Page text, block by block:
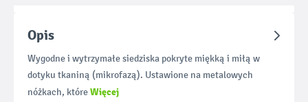
Opis
Wygodne i wytrzymałe siedziska pokryte miękką i miłą w
dotyku tkaniną (mikrofazą). Ustawione na metalowych
nóżkach, któreWięcej